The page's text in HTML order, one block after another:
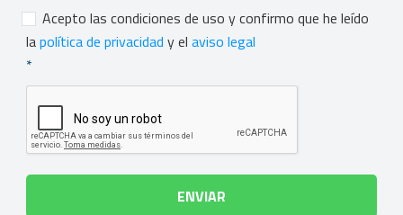
Consentimiento*
Acepto las condiciones de uso y confirmo que he leído
lapolítica de privacidad y el aviso legal
*